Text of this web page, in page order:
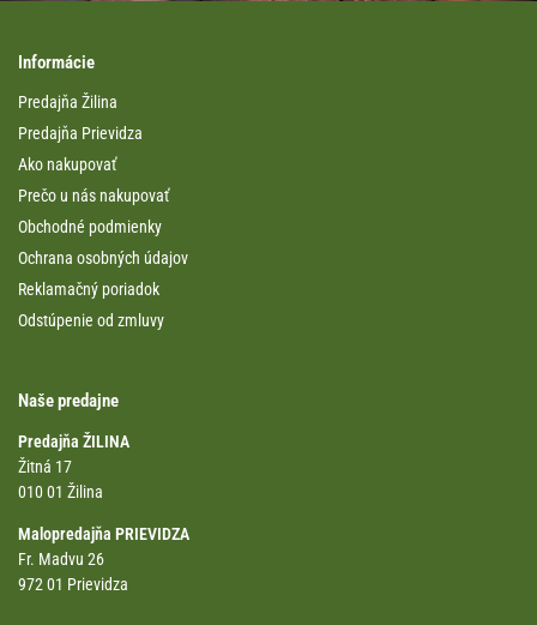
Informácie
Predajňa Žilina
Predajňa Prievidza
Ako nakupovať
Prečo u nás nakupovať
Obchodné podmienky
Ochrana osobných údajov
Reklamačný poriadok
Odstúpenie od zmluvy
Naše predajne
Predajňa ŽILINA
Žitná 17
010 01 Žilina
Malopredajňa PRIEVIDZA
Fr. Madvu 26
972 01 Prievidza